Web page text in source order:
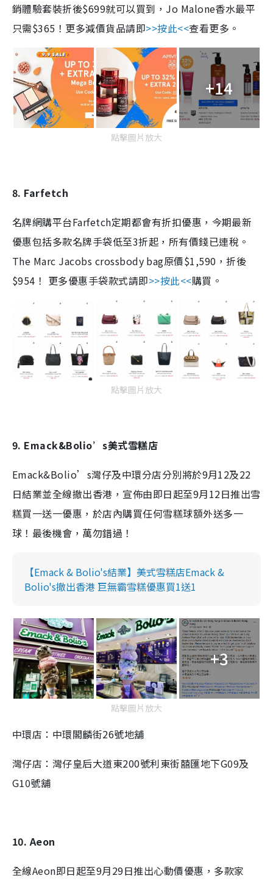
銷體驗套裝折後$699就可以買到，Jo Malone香水最平
只需$365！更多減價貨品請即>>按此<<查看更多。
+14
點擊圖片放大
8. Farfetch
名牌網購平台Farfetch定期都會有折扣優惠，今期最新
優惠包括多款名牌手袋低至3折起，所有價錢已連稅。
The Marc Jacobs crossbody bag原價$1,590，折後
$954！ 更多優惠手袋款式請即>>按此<<購買。
點擊圖片放大
9. Emack&Bolio’s美式雪糕店
Emack&Bolio’s灣仔及中環分店分別將於9月12及22
日結業並全線撤出香港，宣佈由即日起至9月12日推出雪
糕買一送一優惠，於店內購買任何雪糕球額外送多一
球！最後機會，萬勿錯過！
【Emack & Bolio's結業】美式雪糕店Emack &
Bolio's撤出香港 巨無霸雪糕優惠買1送1
+3
點擊圖片放大
中環店：中環閣麟街26號地舖
灣仔店：灣仔皇后大道東200號利東街囍匯地下G09及
G10號舖
10. Aeon
全線Aeon即日起至9月29日推出心動價優惠，多款家